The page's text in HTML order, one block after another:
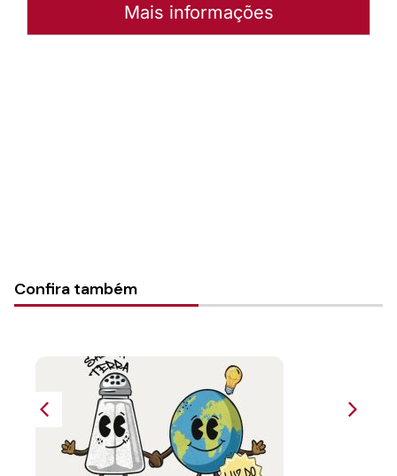
Mais informações
Confira também